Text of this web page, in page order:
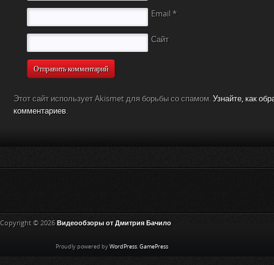
Email *
Сайт
Этот сайт использует Akismet для борьбы со спамом. Узнайте, как
комментариев.
Copyright © 2026 Видеообзоры от Дмитрия Бачило
Proudly powered by WordPress. GamePress